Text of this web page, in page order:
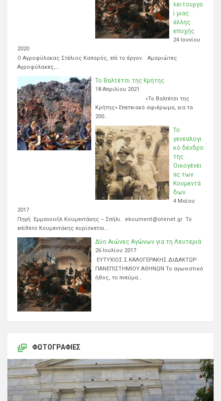
λειτουργο
ί μιας
άλλης
εποχής
24 Ιουνίου
2020
Ο Αγροφύλακας Στέλιος Καπαρός, επί το έργον. Αμαριώτες
Αγροφύλακες,…
Το Βαλτέτσι της Κρήτης.
18 Απριλίου 2021
«Το Βαλτέτσι της
Κρήτης» Επετειακό αφιέρωμα, για τα
200…
Το
γενεαλογι
κό δένδρο
της
Οικογένει
ας των
Κουμεντά
δων.
4 Μαΐου
2017
Πηγή Εμμανουήλ Κουμεντάκης – Σπήλι. ekoument@otenet.gr Το
επίθετο Κουμεντάκης ευρίσκεται…
Δύο Αιώνες Αγώνων για τη Λευτεριά
26 Ιουλίου 2017
ΕΥΤΥΧΙΟΣ Σ.ΚΑΛΟΓΕΡΑΚΗΣ ΔΙΔΑΚΤΩΡ
ΠΑΝΕΠΙΣΤΗΜΙΟΥ ΑΘΗΝΩΝ Το αγωνιστικό
ήθος, το πνεύμα…
ΦΩΤΟΓΡΑΦΊΕΣ